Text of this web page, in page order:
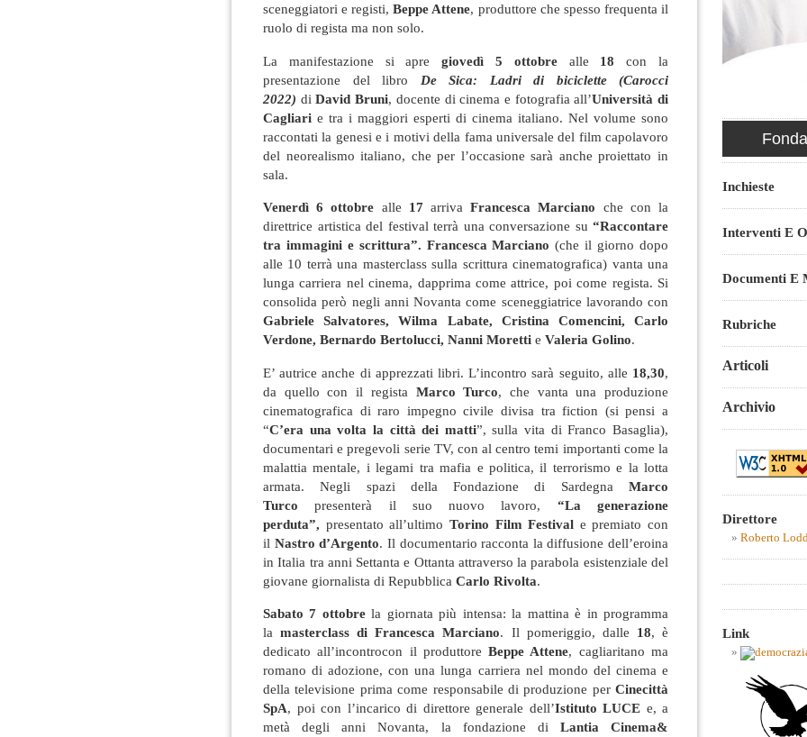
sceneggiatori e registi,Beppe Attene, produttore che spesso frequenta il
ruolo di regista ma non solo.
La manifestazione si apre giovedì 5 ottobre alle 18con la
presentazione del libro De Sica: Ladri di biciclette (Carocci
2022) diDavid Bruni, docente di cinema e fotografia all’Università di
Cagliari e tra i maggiori esperti di cinema italiano. Nel volume sono
raccontati la genesi e i motivi della fama universale del film capolavoro
del neorealismo italiano, che per l’occasione sarà anche proiettato in
sala.
Venerdì 6 ottobre alle 17 arrivaFrancesca Marciano che con la
direttrice artistica del festival terrà una conversazione su “Raccontare
tra immagini e scrittura”. Francesca Marciano(che il giorno dopo
alle 10 terrà una masterclass sulla scrittura cinematografica) vanta una
lunga carriera nel cinema, dapprima come attrice, poi come regista. Si
consolida però negli anni Novanta come sceneggiatrice lavorando con
Gabriele Salvatores, Wilma Labate, Cristina Comencini, Carlo
Verdone, Bernardo Bertolucci, Nanni Moretti e Valeria Golino.
E’ autrice anche di apprezzati libri. L’incontro sarà seguito, alle 18,30,
da quello con il regista Marco Turco, che vanta una produzione
cinematografica di raro impegno civile divisa tra fiction (si pensi a
“C’era una volta la città dei matti”, sulla vita di Franco Basaglia),
documentari e pregevoli serie TV, con al centro temi importanti come la
malattia mentale, i legami tra mafia e politica, il terrorismo e la lotta
armata. Negli spazi della Fondazione di Sardegna Marco
Turco presenterà il suo nuovo lavoro, “La generazione
perduta”, presentato all’ultimo Torino Film Festival e premiato con
il Nastro d’Argento. Il documentario racconta la diffusione dell’eroina
in Italia tra anni Settanta e Ottanta attraverso la parabola esistenziale del
giovane giornalista di Repubblica Carlo Rivolta.
Sabato 7 ottobrela giornata più intensa: la mattina è in programma
lamasterclass di Francesca Marciano. Il pomeriggio, dalle 18, è
dedicato all’incontrocon il produttore Beppe Attene, cagliaritano ma
romano di adozione, con una lunga carriera nel mondo del cinema e
della televisione prima come responsabile di produzione per Cinecittà
SpA, poi con l’incarico di direttore generale dell’Istituto LUCE e, a
metà degli anni Novanta, la fondazione di Lantia Cinema&
Inchieste
Interventi E
Documenti E
Rubriche
Articoli
Archivio
Direttore
Roberto
Link